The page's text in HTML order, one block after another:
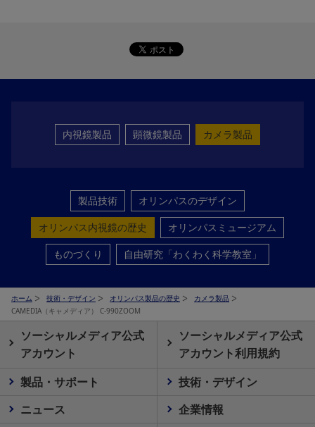
内視鏡製品 顕微鏡製品 カメラ製品
製品技術
オリンパスのデザイン
オリンパス内視鏡の歴史
オリンパスミュージアム
ものづくり
自由研究「わくわく科学教室」
ホーム 技術・デザイン オリンパス製品の歴史
カメラ製品
CAMEDIA（キャメディア） C-990ZOOM
ソーシャルメディア公式
アカウント
ソーシャルメディア公式
アカウント利用規約
製品・サポート
技術・デザイン
ニュース
企業情報